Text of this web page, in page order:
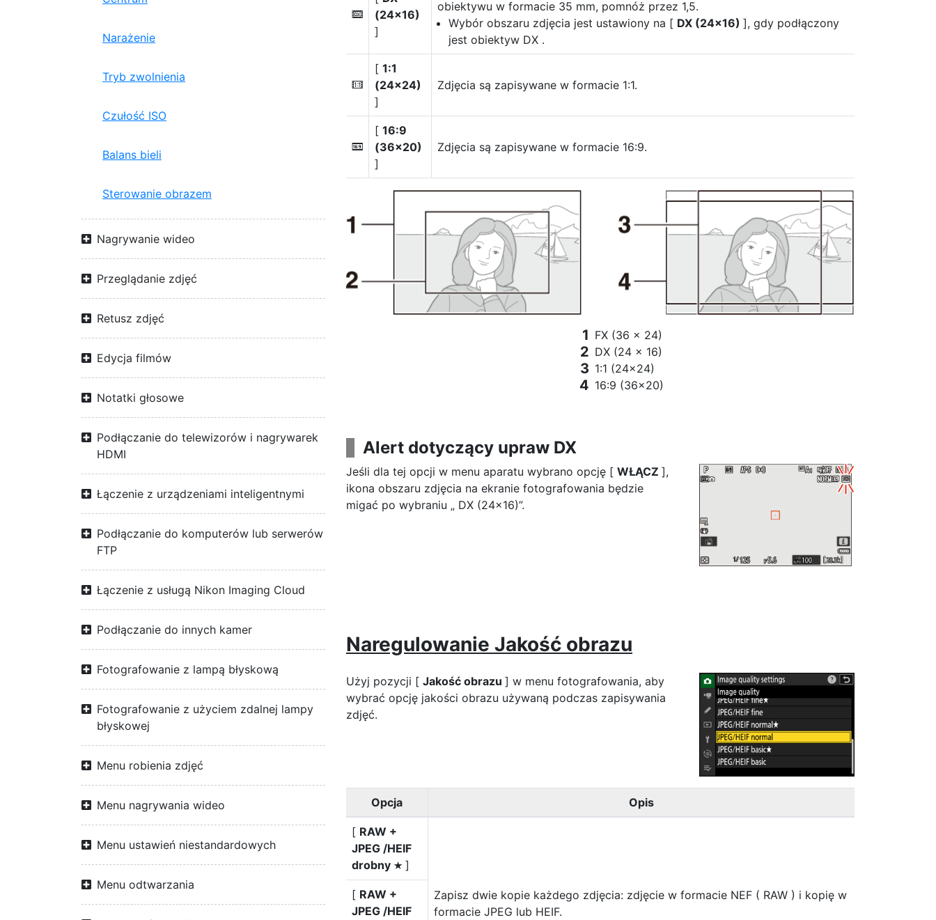
Narażenie
Tryb zwolnienia
Czułość ISO
Balans bieli
Sterowanie obrazem
Nagrywanie wideo
Przeglądanie zdjęć
Retusz zdjęć
Edycja filmów
Notatki głosowe
Podłączanie do telewizorów i nagrywarek
HDMI
Łączenie z urządzeniami inteligentnymi
Podłączanie do komputerów lub serwerów
FTP
Łączenie z usługą Nikon Imaging Cloud
Podłączanie do innych kamer
Fotografowanie z lampą błyskową
Fotografowanie z użyciem zdalnej lampy
błyskowej
Menu robienia zdjęć
Menu nagrywania wideo
Menu ustawień niestandardowych
Menu odtwarzania
a
(24×16)
]
obiektywu w formacie 35 mm, pomnóż przez 1,5.
Wybór obszaru zdjęcia jest ustawiony na [ DX (24×16) ], gdy podłączony
jest obiektyw DX .
m
[ 1:1
(24×24)
]
Zdjęcia są zapisywane w formacie 1:1.
Z
[ 16:9
(36×20)
]
Zdjęcia są zapisywane w formacie 16:9.
FX (36 × 24)
DX (24 × 16)
1:1 (24×24)
16:9 (36×20)
Alert dotyczący upraw DX
Jeśli dla tej opcji w menu aparatu wybrano opcję [ WŁĄCZ ],
ikona obszaru zdjęcia na ekranie fotografowania będzie
migać po wybraniu „ DX (24×16)”.
Naregulowanie Jakość obrazu
Użyj pozycji [ Jakość obrazu ] w menu fotografowania, aby
wybrać opcję jakości obrazu używaną podczas zapisywania
zdjęć.
Opcja Opis
[ RAW +
JPEG /HEIF
drobny m ]
Zapisz dwie kopie każdego zdjęcia: zdjęcie w formacie NEF ( RAW ) i kopię w
formacie JPEG lub HEIF.
[ RAW +
JPEG /HEIF